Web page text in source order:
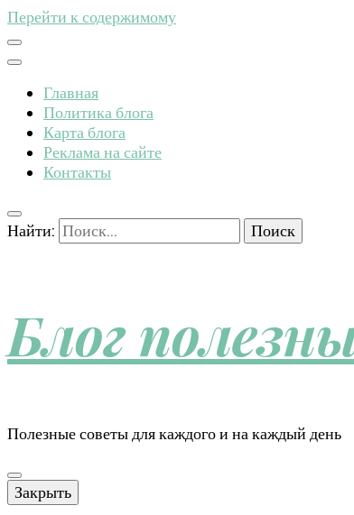
Перейти к содержимому
Главная
Политика блога
Карта блога
Реклама на сайте
Контакты
Найти:
Блог
Полезные советы для каждого и на каждый день
Закрыть